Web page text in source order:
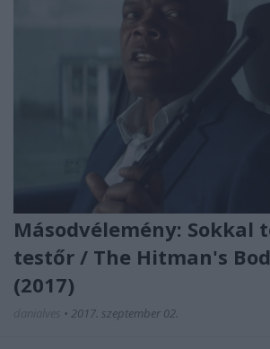
Másodvélemény: Sokkal
testőr / The Hitman's
(2017)
• 2017. szeptember 02.